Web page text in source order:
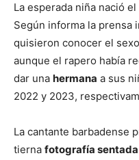
La esperada niña nació
Según informa la prensa
quisieron conocer el
aunque el rapero había
dar una hermana a sus
2022 y 2023,
La cantante barbadense
tierna fotografía sentada